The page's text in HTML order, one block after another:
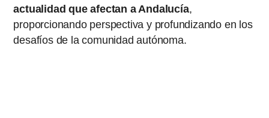
actualidad que afectan a Andalucía,
proporcionando perspectiva y profundizando en los
desafíos de la comunidad autónoma.